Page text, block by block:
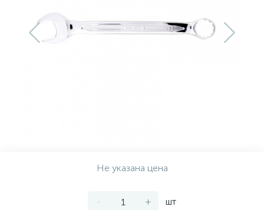
Не указана цена
- + шт